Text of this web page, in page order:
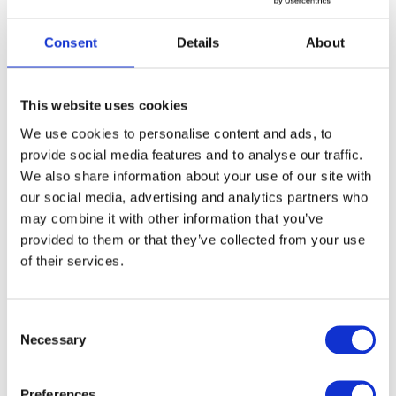
Consent Details About
This website uses cookies
We use cookies to personalise content and ads, to
provide social media features and to analyse our traffic.
We also share information about your use of our site with
our social media, advertising and analytics partners who
may combine it with other information that you’ve
provided to them or that they’ve collected from your use
of their services.
Necessary
Безíграшокдíти не хóчуть грáтися.
Children don’t want to play without toys.
Дíти грáються бíлядóму . (дім – дому)
Children play near their home.
Деснá. (річка – річки)